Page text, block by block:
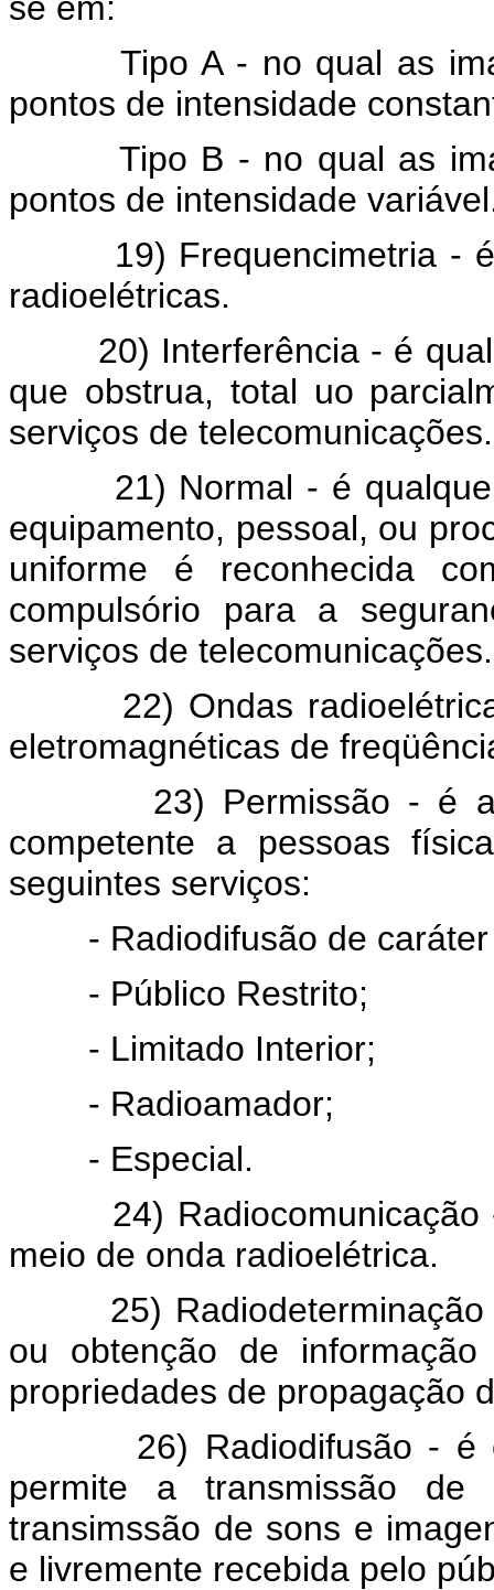
Tipo A - no qual as
pontos de intensidade
Tipo B - no qual as
pontos de intensidade
19) Frequencimetria - é
radioelétricas.
20) Interferência - é
que obstrua, total uo
serviços de telecomunicações.
21) Normal - é qualquer
equipamento, pessoal, ou
uniforme é reconhecida
compulsório para a
serviços de telecomunicações.
22) Ondas radioelétricas
eletromagnéticas de
23) Permissão - é a
competente a pessoas
seguintes serviços:
- Radiodifusão de caráter
- Público Restrito;
- Limitado Interior;
- Radioamador;
- Especial.
24) Radiocomunicação -
meio de onda radioelétrica.
25) Radiodeterminação -
ou obtenção de
propriedades de propagação
26) Radiodifusão - é o
permite a transmissão
transimssão de sons e
e livremente recebida pelo